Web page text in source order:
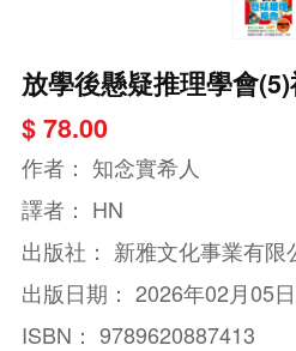
放學後懸疑推理學會
$ 78.00
作者： 知念實希人
譯者： HN
出版社： 新雅文化事業有限
出版日期： 2026年02月05日
ISBN： 9789620887413